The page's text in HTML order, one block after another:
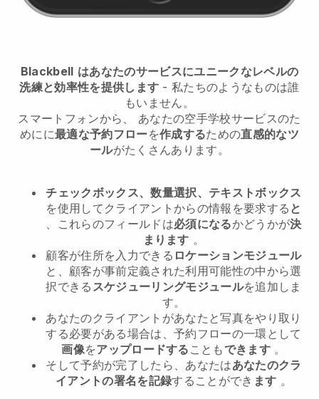
Blackbell はあなたのサービスにユニークなレベルの
洗練と効率性を提供します - 私たちのようなものは誰
もいません。
スマートフォンから、 あなたの空手学校サービスのた
めに に最適な予約フローを作成するための直感的なツ
ールがたくさんあります。
チェックボックス、数量選択、テキストボックス
を使用してクライアントからの情報を要求する と
、これらのフィールドは必須になるかどうかが決
まります 。
顧客が住所を入力できる ロケーションモジュール
と、顧客が事前定義された利用可能性の中から選
択できる スケジューリングモジュールを追加しま
す。
あなたのクライアントがあなたと写真をやり取り
する必要がある場合は、予約フローの一環として
画像をアップロードする こともできます 。
そして予約が完了したら、あなたはあなたのクラ
イアントの署名を記録することができ ます 。